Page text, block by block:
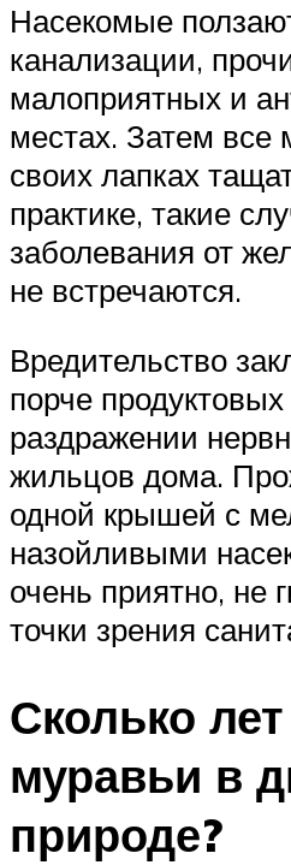
Насекомые
канализации,
малоприятных и
местах. Затем все
своих лапках
практике, такие
заболевания от
не встречаются.
Вредительство
порче
раздражении
жильцов дома.
одной крышей с
назойливыми
очень приятно, не
точки зрения
Сколько
муравьи в
природе?